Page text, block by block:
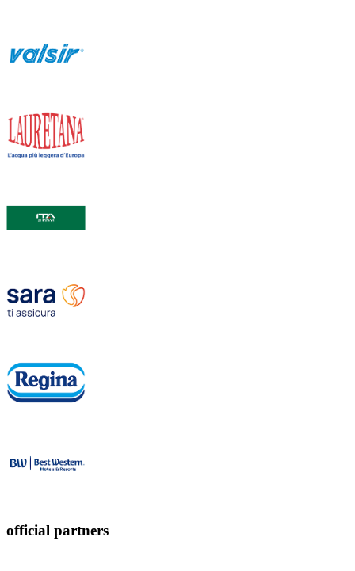
official partners